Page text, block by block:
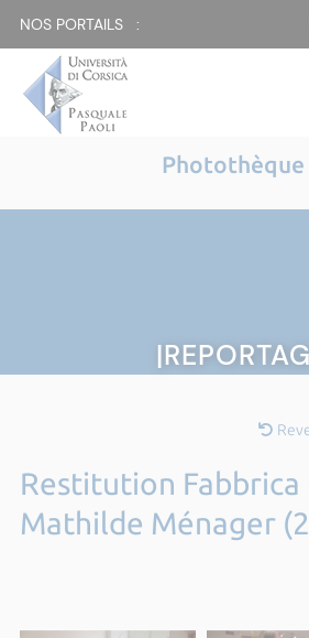
NOS PORTAILS :
Photothèque
Restitution Fabbrica
Mathilde Ménager